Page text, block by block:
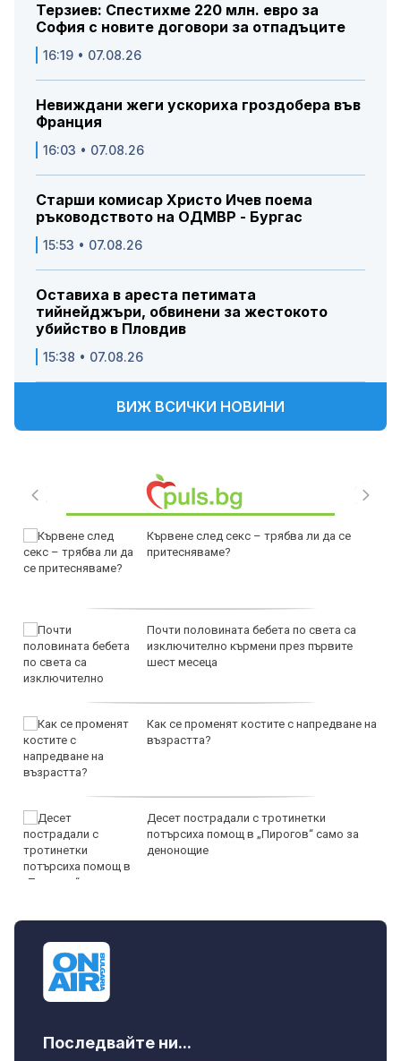
Терзиев: Спестихме 220 млн. евро за
София с новите договори за отпадъците
16:19 • 07.08.26
Невиждани жеги ускориха гроздобера във
Франция
16:03 • 07.08.26
Старши комисар Христо Ичев поема
ръководството на ОДМВР - Бургас
15:53 • 07.08.26
Оставиха в ареста петимата
тийнейджъри, обвинени за жестокото
убийство в Пловдив
15:38 • 07.08.26
ВИЖ ВСИЧКИ НОВИНИ
Кървене след секс – трябва ли да се
притесняваме?
Почти половината бебета по света са
изключително кърмени през първите
шест месеца
Как се променят костите с напредване на
възрастта?
Десет пострадали с тротинетки
потърсиха помощ в „Пирогов“ само за
денонощие
Последвайте ни...